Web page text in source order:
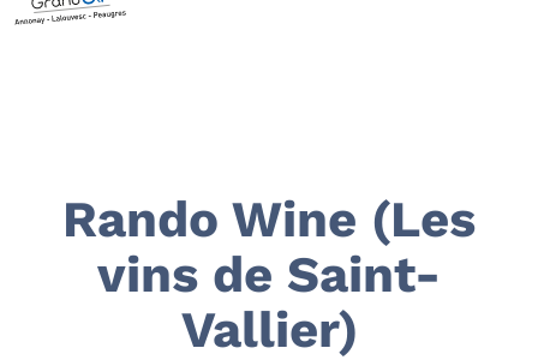
Rando Wine (Les
vins de Saint-
Vallier)